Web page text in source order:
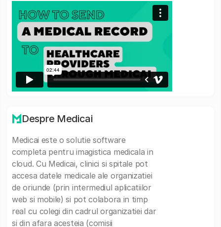
Despre Medicai
Medicai este o solutie software
completa pentru imagistica medicala in
cloud. Cu Medicai, clinici si spitale pot
accesa datele medicale ale organizatiei
de oriunde (prin intermediul aplicatiilor
web si mobile) si pot colabora in timp
real cu colegi din cadrul organizatiei dar
si din afara acesteia (comisii